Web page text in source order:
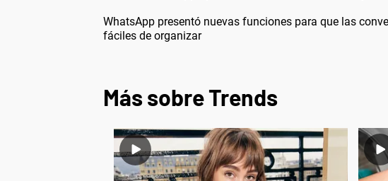
WhatsApp presentó nuevas funciones para que las
fáciles de organizar
Más sobre Trends